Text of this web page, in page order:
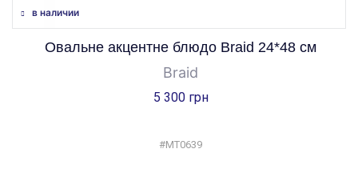
в наличии
Овальне акцентне блюдо Braid 24*48 см
Braid
5 300 грн
#MT0639